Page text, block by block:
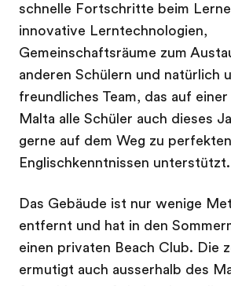
schnelle Fortschritte beim
innovative Lerntechnologien,
Gemeinschaftsräume zum
anderen Schülern und natürlich
freundliches Team, das auf
Malta alle Schüler auch dieses
gerne auf dem Weg zu perfekten
Englischkenntnissen unterstützt.
Das Gebäude ist nur wenige
entfernt und hat in den
einen privaten Beach Club. Die
ermutigt auch ausserhalb des